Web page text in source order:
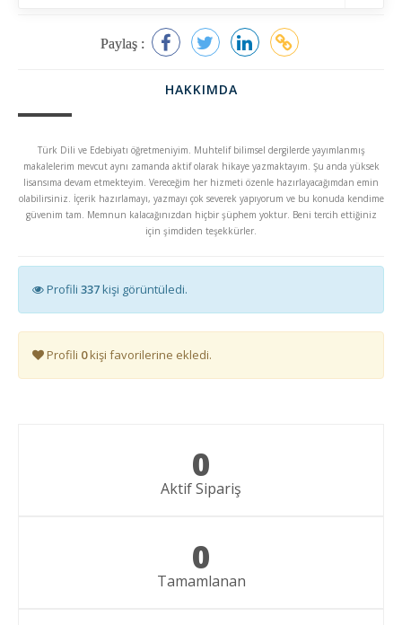
Paylaş :
HAKKIMDA
Türk Dili ve Edebiyatı öğretmeniyim. Muhtelif bilimsel dergilerde yayımlanmış
makalelerim mevcut aynı zamanda aktif olarak hikaye yazmaktayım. Şu anda yüksek
lisansıma devam etmekteyim. Vereceğim her hizmeti özenle hazırlayacağımdan emin
olabilirsiniz. İçerik hazırlamayı, yazmayı çok severek yapıyorum ve bu konuda kendime
güvenim tam. Memnun kalacağınızdan hiçbir şüphem yoktur. Beni tercih ettiğiniz
için şimdiden teşekkürler.
Profili 337kişi görüntüledi.
Profili 0kişi favorilerine ekledi.
0
Aktif Sipariş
0
Tamamlanan